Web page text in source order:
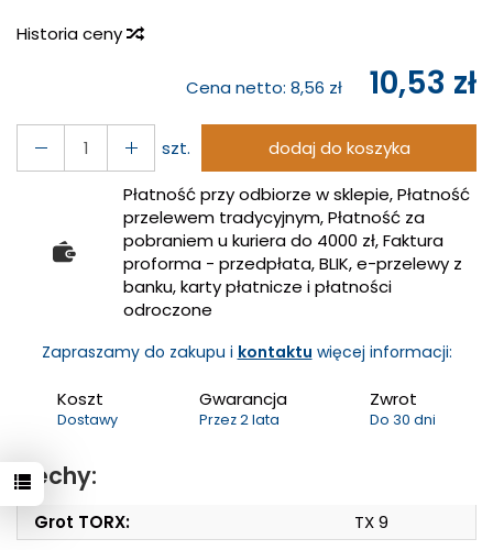
Historia ceny
Cena netto: 8,56 zł 10,53 zł
szt.
dodaj do koszyka
Płatność przy odbiorze w sklepie, Płatność
przelewem tradycyjnym, Płatność za
pobraniem u kuriera do 4000 zł, Faktura
proforma - przedpłata, BLIK, e-przelewy z
banku, karty płatnicze i płatności
odroczone
Zapraszamy do zakupu i kontaktu więcej informacji:
Koszt
Dostawy
Gwarancja
Przez 2 lata
Zwrot
Do 30 dni
Cechy:
Grot TORX: TX 9